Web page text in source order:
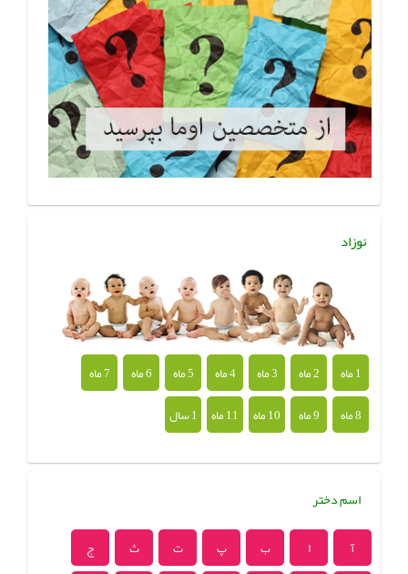
نوزاد
1 ماه 2 ماه 3 ماه 4 ماه 5 ماه 6 ماه
7 ماه
8 ماه
9 ماه 10 ماه 11 ماه 1 سال
اسم دختر
آ ا ب پ ت ث
ج